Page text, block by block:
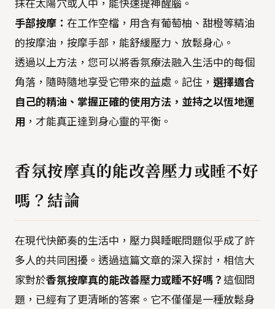
抹在太陽穴或人中，能快速提神醒腦。
手部按摩： 在工作空檔，用含有葡萄柚、甜橙等精油
的按摩油，按摩手部，能舒緩壓力、放鬆身心。
透過以上方法，您可以將香氛療法融入生活中的每個
角落，隨時隨地享受它帶來的益處。記住， 選擇適合
自己的精油、掌握正確的使用方法，並持之以恆地運
用 ，才能真正達到身心靈的平衡。
香氛按摩真的能改善壓力或睡不好
嗎？結論
在現代快節奏的生活中，壓力與睡眠問題似乎成了許
多人的共同困擾。透過這篇文章的深入探討，相信大
家對於香氛按摩真的能改善壓力或睡不好嗎？ 這個問
題，已經有了更清晰的答案。它不僅僅是一種放鬆身